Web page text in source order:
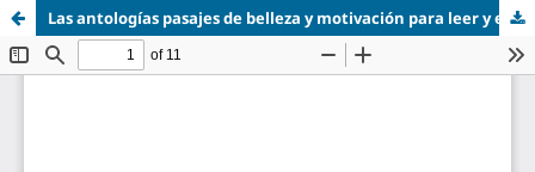
Las antologías pasajes de belleza y motivación para leer y escribir.pdf